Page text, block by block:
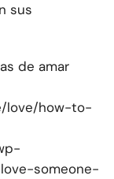
sus
de amar
love/how-to-
someone-